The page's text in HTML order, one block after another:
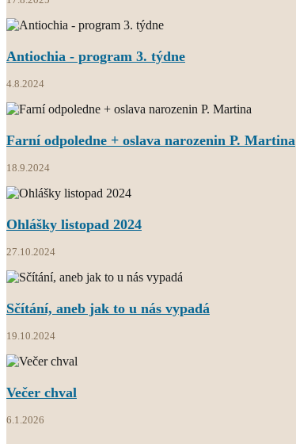
Antiochia - program 3. týdne
4.8.2024
Farní odpoledne + oslava narozenin P. Martina
18.9.2024
Ohlášky listopad 2024
27.10.2024
Sčítání, aneb jak to u nás vypadá
19.10.2024
Večer chval
6.1.2026